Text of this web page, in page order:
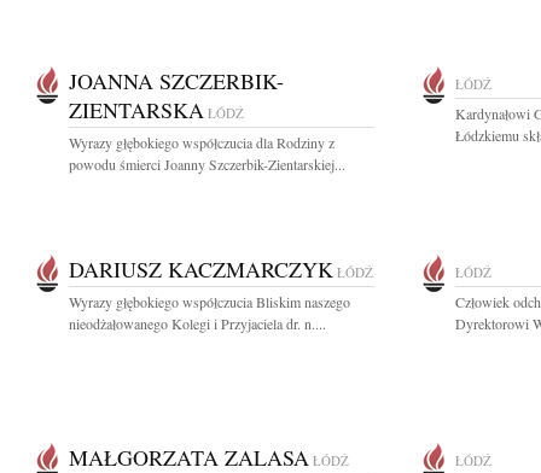
JOANNA SZCZERBIK-
ZIENTARSKA ŁÓDŹ
Wyrazy głębokiego współczucia dla Rodziny z
powodu śmierci Joanny Szczerbik-Zientarskiej...
ŁÓDŹ
Kardynałowi
Łódzkiemu
DARIUSZ KACZMARCZYK ŁÓDŹ
Wyrazy głębokiego współczucia Bliskim naszego
nieodżałowanego Kolegi i Przyjaciela dr. n....
ŁÓDŹ
Człowiek
Dyrektorowi
MAŁGORZATA ZALASA ŁÓDŹ ŁÓDŹ